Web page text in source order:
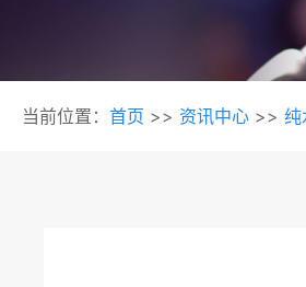
当前位置： 首页 >> 资讯中心 >> 纯